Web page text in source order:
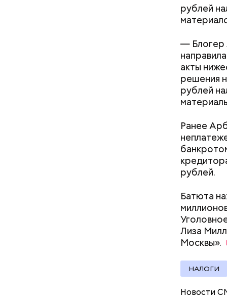
рублей
— Блогер
акты
решения
рублей
Ранее
рублей.
Батюта
Лиза
Москвы».
НАЛОГИ
Новости
деньги
счетами.
Молодого
Кто